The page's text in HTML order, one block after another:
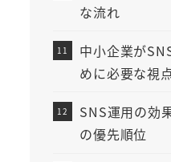
な流れ
中小企業が
めに必要な視
SNS運用の効
の優先順位